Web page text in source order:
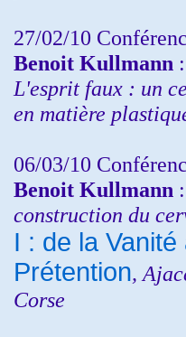
27/02/10
Benoit Kullmann :
L'esprit faux : un
en matière
06/03/10
Benoit Kullmann :
construction du
I : de la Vanité
Prétention,
Corse